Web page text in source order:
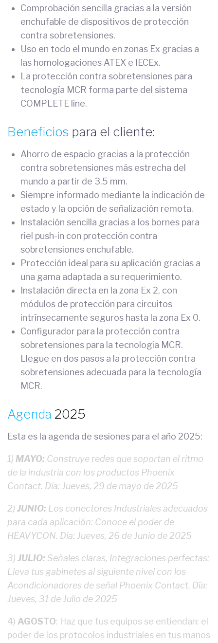
Comprobación sencilla gracias a la versión
enchufable de dispositivos de protección
contra sobretensiones.
Uso en todo el mundo en zonas Ex gracias a
las homologaciones ATEX e IECEx.
La protección contra sobretensiones para
tecnología MCR forma parte del sistema
COMPLETE line.
Beneficios para el cliente:
Ahorro de espacio gracias a la protección
contra sobretensiones más estrecha del
mundo a partir de 3.5 mm.
Siempre informado mediante la indicación de
estado y la opción de señalización remota.
Instalación sencilla gracias a los bornes para
riel push-in con protección contra
sobretensiones enchufable.
Protección ideal para su aplicación gracias a
una gama adaptada a su requerimiento.
Instalación directa en la zona Ex 2, con
módulos de protección para circuitos
intrínsecamente seguros hasta la zona Ex 0.
Configurador para la protección contra
sobretensiones para la tecnología MCR.
Llegue en dos pasos a la protección contra
sobretensiones adecuada para la tecnología
MCR.
Agenda 2025
Esta es la agenda de sesiones para el año 2025:
1) MAYO: Construye redes que soportan el ritmo
de la industria con los productos Phoenix
Contact. Día: Jueves, 29 de mayo de 2025
2) JUNIO: Los conectores Industriales adecuados
para cada aplicación: Conoce el poder de
HEAVYCON. Día: Jueves, 26 de Junio de 2025
3) JULIO: Señales claras, Integraciones perfectas:
Lleva tus gabinetes al siguiente nivel con los
Acondicionadores de señal Phoenix Contact. Día:
Jueves, 31 de Julio de 2025
4) AGOSTO: Haz que tus equipos se entiendan: el
poder de los protocolos industriales en tus manos